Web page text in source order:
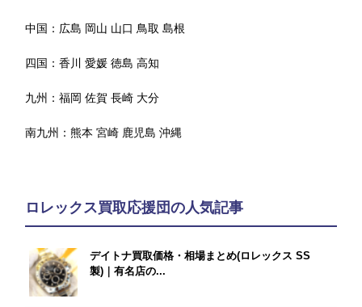
中国： 広島 岡山 山口 鳥取 島根
四国：香川 愛媛 徳島 高知
九州：福岡 佐賀 長崎 大分
南九州：熊本 宮崎 鹿児島 沖縄
ロレックス買取応援団の人気記事
デイトナ買取価格・相場まとめ(ロレックス SS
製)｜有名店の...